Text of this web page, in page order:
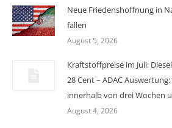
Neue Friedenshoffnung in
fallen
August 5, 2026
Kraftstoffpreise im Juli:
28 Cent – ADAC
innerhalb von drei Wochen
August 4, 2026